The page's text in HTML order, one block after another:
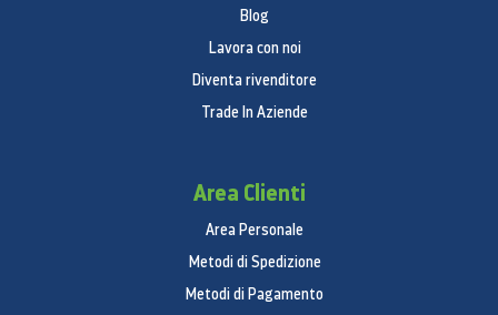
Blog
Lavora con noi
Diventa rivenditore
Trade In Aziende
Area Clienti
Area Personale
Metodi di Spedizione
Metodi di Pagamento